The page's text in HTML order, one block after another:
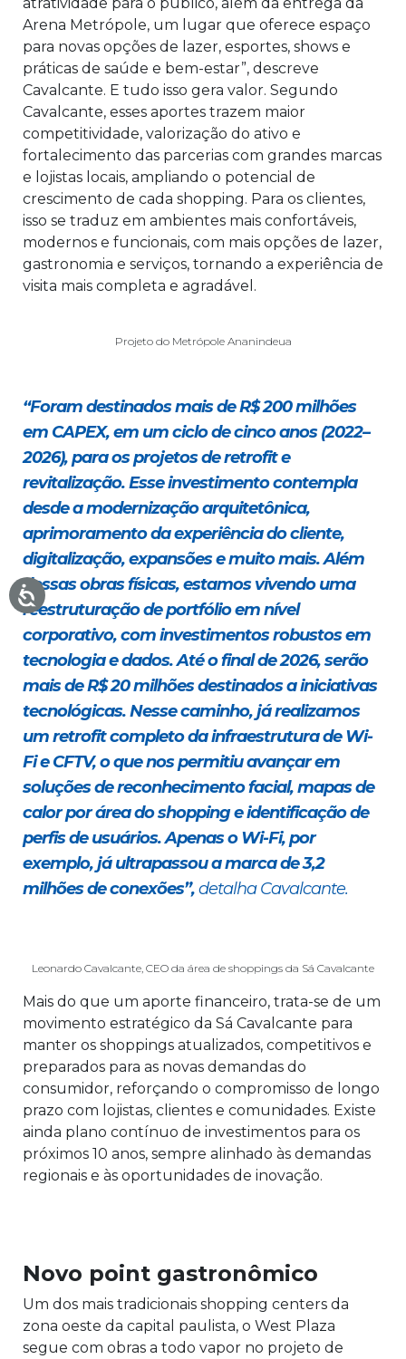
Arena Metrópole, um lugar que oferece espaço
para novas opções de lazer, esportes, shows e
práticas de saúde e bem-estar”, descreve
Cavalcante. E tudo isso gera valor. Segundo
Cavalcante, esses aportes trazem maior
competitividade, valorização do ativo e
fortalecimento das parcerias com grandes marcas
e lojistas locais, ampliando o potencial de
crescimento de cada shopping. Para os clientes,
isso se traduz em ambientes mais confortáveis,
modernos e funcionais, com mais opções de lazer,
gastronomia e serviços, tornando a experiência de
visita mais completa e agradável.
Projeto do Metrópole Ananindeua
“Foram destinados mais de R$ 200 milhões
em CAPEX, em um ciclo de cinco anos (2022–
2026), para os projetos de retrofit e
revitalização. Esse investimento contempla
desde a modernização arquitetônica,
aprimoramento da experiência do cliente,
digitalização, expansões e muito mais. Além
dessas obras físicas, estamos vivendo uma
reestruturação de portfólio em nível
corporativo, com investimentos robustos em
tecnologia e dados. Até o final de 2026, serão
mais de R$ 20 milhões destinados a iniciativas
tecnológicas. Nesse caminho, já realizamos
um retrofit completo da infraestrutura de Wi-
Fi e CFTV, o que nos permitiu avançar em
soluções de reconhecimento facial, mapas de
calor por área do shopping e identificação de
perfis de usuários. Apenas o Wi-Fi, por
exemplo, já ultrapassou a marca de 3,2
milhões de conexões”,detalha Cavalcante.
Leonardo Cavalcante, CEO da área de shoppings da Sá Cavalcante
Mais do que um aporte financeiro, trata-se de um
movimento estratégico da Sá Cavalcante para
manter os shoppings atualizados, competitivos e
preparados para as novas demandas do
consumidor, reforçando o compromisso de longo
prazo com lojistas, clientes e comunidades. Existe
ainda plano contínuo de investimentos para os
próximos 10 anos, sempre alinhado às demandas
regionais e às oportunidades de inovação.
Novo point gastronômico
Um dos mais tradicionais shopping centers da
zona oeste da capital paulista, o West Plaza
segue com obras a todo vapor no projeto de